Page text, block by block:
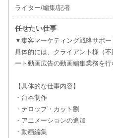
ライター/編集/記者
任せたい仕事
▼集客マーケティング戦略サポー
具体的には、クライアント様（
ート動画広告の動画編集業務を行
【具体的な仕事内容】
・台本制作
・テロップ・カット割
・アニメーションの追加
・動画編集